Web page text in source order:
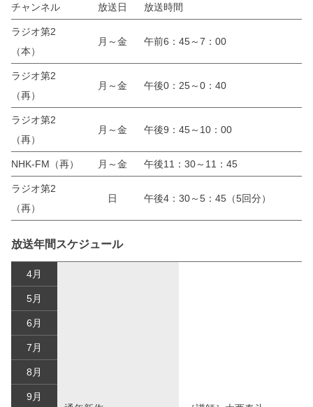
チャンネル 放送日 放送時間
ラジオ第2
（本）
月～金 午前6：45～7：00
ラジオ第2
（再）
月～金 午後0：25～0：40
ラジオ第2
（再）
月～金 午後9：45～10：00
NHK-FM（再） 月～金 午後11：30～11：45
ラジオ第2
（再）
日 午後4：30～5：45（5回分）
放送年間スケジュール
4月
5月
6月
7月
8月
9月